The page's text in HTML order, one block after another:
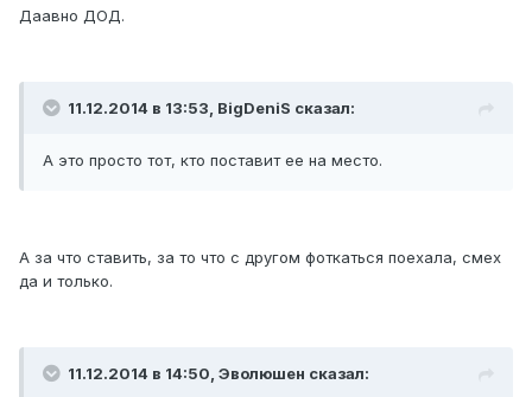
Даавно ДОД.
11.12.2014 в 13:53, BigDeniS сказал:
А это просто тот, кто поставит ее на место.
А за что ставить, за то что с другом фоткаться поехала, смех
да и только.
11.12.2014 в 14:50, Эволюшен сказал: